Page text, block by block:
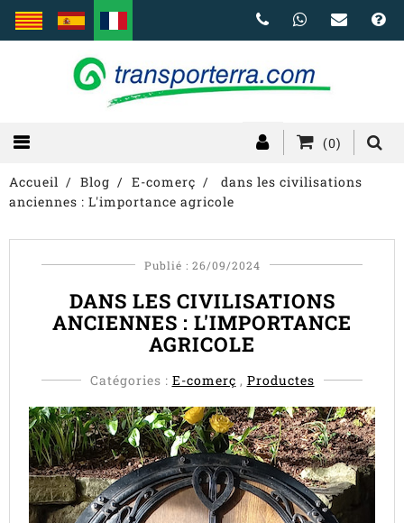
(0)
Accueil Blog E-comerç
dans les civilisations
anciennes : L'importance agricole
Publié : 26/09/2024
DANS LES CIVILISATIONS
ANCIENNES : L'IMPORTANCE
AGRICOLE
Catégories : E-comerç , Productes